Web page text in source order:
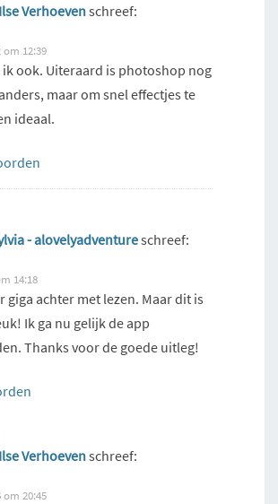
Ilse Verhoevenschreef:
om 12:39
ik ook. Uiteraard is photoshop nog
maar om snel effectjes te
ideaal.
- alovelyadventureschreef:
14:18
giga achter met lezen. Maar dit is
Ik ga nu gelijk de app
Thanks voor de goede uitleg!
Ilse Verhoevenschreef:
om 20:45